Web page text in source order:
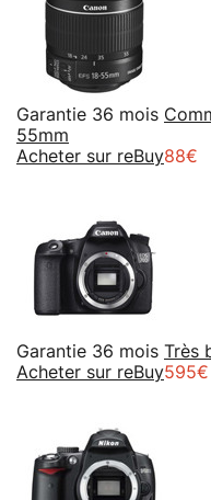
Garantie 36 mois
55mm
Acheter sur reBuy88€
Garantie 36 mois Très
Acheter sur reBuy595€